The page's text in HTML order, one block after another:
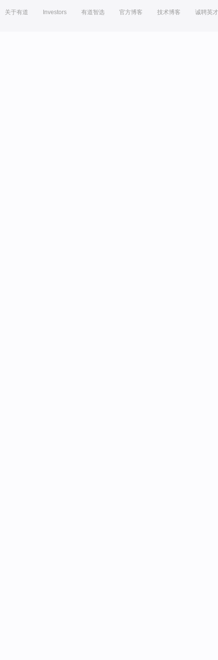
关于有道 Investors 有道智选 官方博客 技术博客 诚聘英才